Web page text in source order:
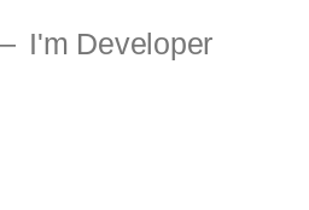
I'm Developer